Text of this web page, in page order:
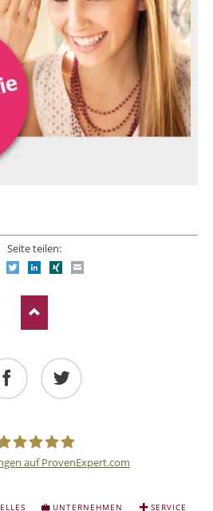
Seite teilen:
FacebookTwitterLinkedIn
Xing
auf ProvenExpert.com
UNTERNEHMEN SERVICE